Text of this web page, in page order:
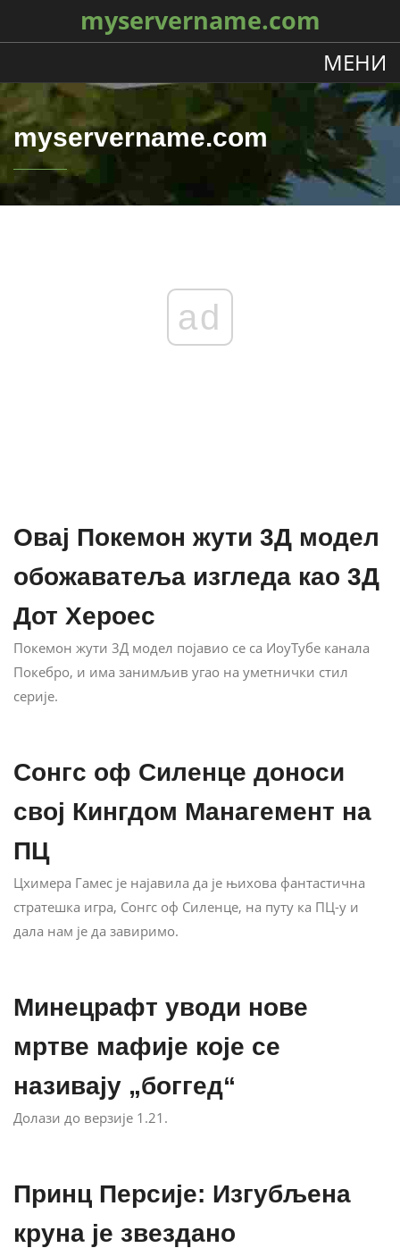
myservername.com
МЕНИ
myservername.com
ad
Овај Покемон жути 3Д модел
обожаватеља изгледа као 3Д
Дот Хероес
Покемон жути 3Д модел појавио се са ИоуТубе канала
Покебро, и има занимљив угао на уметнички стил
серије.
Сонгс оф Силенце доноси
свој Кингдом Манагемент на
ПЦ
Цхимера Гамес је најавила да је њихова фантастична
стратешка игра, Сонгс оф Силенце, на путу ка ПЦ-у и
дала нам је да завиримо.
Минецрафт уводи нове
мртве мафије које се
називају „боггед“
Долази до верзије 1.21.
Принц Персије: Изгубљена
круна је звездано